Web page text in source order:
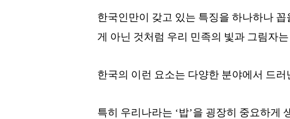
한국인만이 갖고 있는 특징을 하나하나
게 아닌 것처럼 우리 민족의 빛과 그림자
한국의 이런 요소는 다양한 분야에서 드러
특히 우리나라는 ‘밥’을 굉장히 중요하게